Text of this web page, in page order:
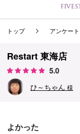
トップ アンケート
Restart 東海店
5.0
ひ～ちゃん 様
よかった